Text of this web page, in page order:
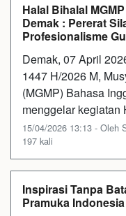
Halal Bihalal
Demak : Pererat
Profesionalisme
Demak, 07 April
1447 H/2026 M,
(MGMP) Bahasa
menggelar
15/04/2026 13:13 - Oleh
197 kali
Inspirasi Tanpa
Pramuka